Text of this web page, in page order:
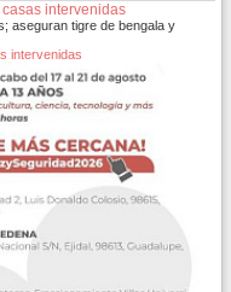
intervenidas
aseguran tigre de bengala y
intervenidas